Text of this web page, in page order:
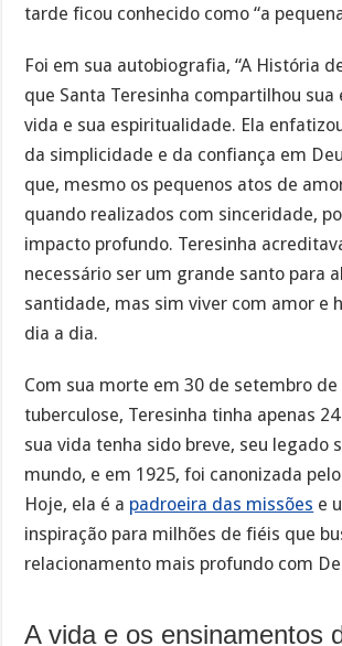
tarde ficou conhecido como “a
Foi em sua autobiografia, “A História
que Santa Teresinha compartilhou sua
vida e sua espiritualidade. Ela
da simplicidade e da confiança em
que, mesmo os pequenos atos de
quando realizados com sinceridade,
impacto profundo. Teresinha
necessário ser um grande santo para
santidade, mas sim viver com amor e
dia a dia.
Com sua morte em 30 de setembro de
tuberculose, Teresinha tinha apenas
sua vida tenha sido breve, seu legado
mundo, e em 1925, foi canonizada
Hoje, ela é a padroeira das missões e
inspiração para milhões de fiéis que
relacionamento mais profundo com
A vida e os ensinamentos